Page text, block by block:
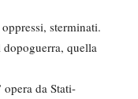
sterminati.
quella
da Stati-